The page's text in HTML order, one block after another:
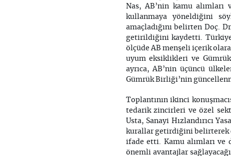
Nas, AB’nin kamu
kullanmaya yöneldiğini
amaçladığını belirten Doç.
getirildiğini kaydetti.
ölçüde AB menşeli içerik
uyum eksiklikleri ve
ayrıca, AB’nin üçüncü
Gümrük Birliği’nin
Toplantının ikinci
tedarik zincirleri ve özel
Usta, Sanayi Hızlandırıcı
kurallar getirdiğini belirterek
ifade etti. Kamu alımları ve
önemli avantajlar